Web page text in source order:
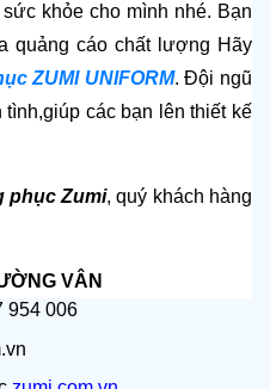
khỏe cho mình nhé. Bạn
quảng cáo chất lượng Hãy
ZUMI UNIFORM. Đội ngũ
các bạn lên thiết kế
phục Zumi, quý khách hàng
VÂN
954 006